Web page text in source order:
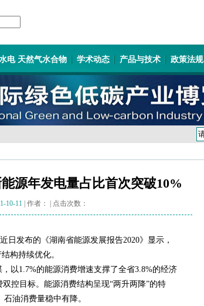
电 天然气水合物 学术动态 产品与技术 政策法规
源年发电量占比首次突破10%
10-11 | 作者： | 点击次数：
日发布的《湖南省能源发展报告2020》显示，
构持续优化。
以1.7%的能源消费增速支撑了全省3.8%的经济
控目标。能源消费结构呈现“两升两降”的特
油消费量稳中有降。